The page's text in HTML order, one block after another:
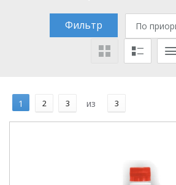
Фильтр По
1 2 3 из 3